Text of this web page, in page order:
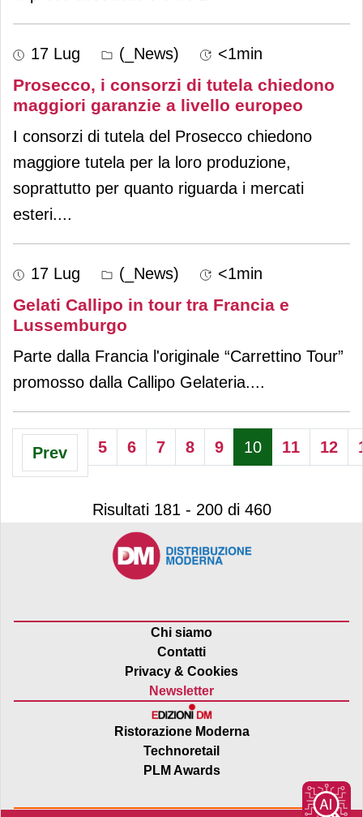
17 Lug (_News) <1min
Prosecco, i consorzi di tutela chiedono
maggiori garanzie a livello europeo
I consorzi di tutela del Prosecco chiedono
maggiore tutela per la loro produzione,
soprattutto per quanto riguarda i mercati
esteri....
17 Lug (_News) <1min
Gelati Callipo in tour tra Francia e
Lussemburgo
Parte dalla Francia l'originale “Carrettino Tour”
promosso dalla Callipo Gelateria....
Prev 5 6 7 8 9 10 11 12
Risultati 181 - 200 di 460
Chi siamo
Contatti
Privacy & Cookies
Newsletter
Ristorazione Moderna
Technoretail
PLM Awards